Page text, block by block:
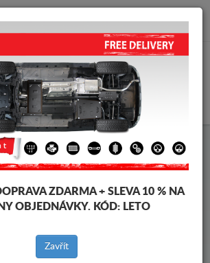
info@krytpodmotor.com
Audi Allroad
ZDARMA + SLEVA 10 % NA
OBJEDNÁVKY. KÓD: LETO
Zavřít